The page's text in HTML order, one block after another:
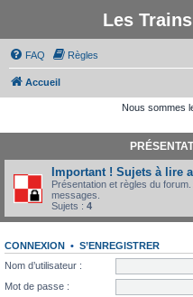
Les
FAQ Règles
Accueil
Nous sommes
Important ! Sujets à lire
Présentation et règles du
messages.
Sujets : 4
CONNEXION • S’ENREGISTRER
Nom d’utilisateur :
Mot de passe :